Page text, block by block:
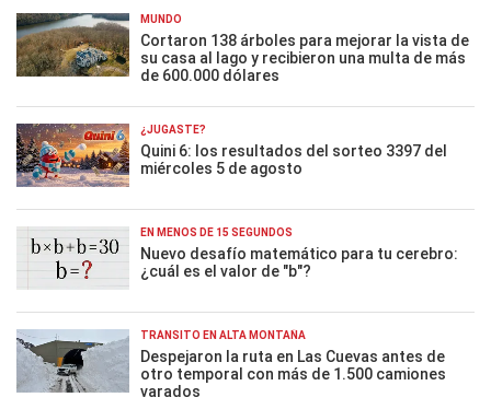
MUNDO
Cortaron 138 árboles para mejorar la vista de
su casa al lago y recibieron una multa de más
de 600.000 dólares
¿JUGASTE?
Quini 6: los resultados del sorteo 3397 del
miércoles 5 de agosto
EN MENOS DE 15 SEGUNDOS
Nuevo desafío matemático para tu cerebro:
¿cuál es el valor de "b"?
TRÁNSITO EN ALTA MONTAÑA
Despejaron la ruta en Las Cuevas antes de
otro temporal con más de 1.500 camiones
varados